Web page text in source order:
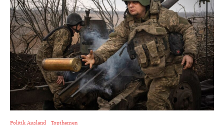
Politik Ausland Topthemen